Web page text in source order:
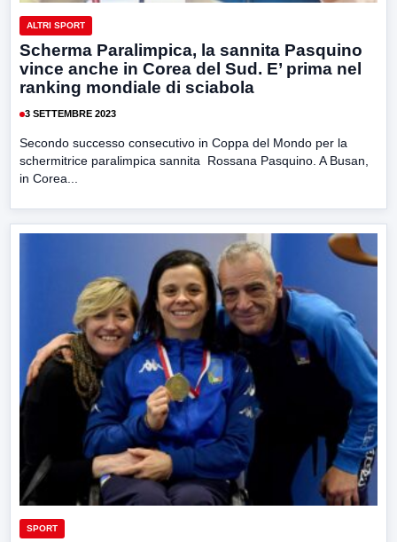
ALTRI SPORT
Scherma Paralimpica, la sannita Pasquino
vince anche in Corea del Sud. E’ prima nel
ranking mondiale di sciabola
3 SETTEMBRE 2023
Secondo successo consecutivo in Coppa del Mondo per la
schermitrice paralimpica sannita Rossana Pasquino. A Busan,
in Corea...
SPORT